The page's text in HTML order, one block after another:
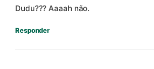
Dudu??? Aaaah não.
Responder